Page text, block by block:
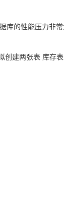
库的性能压力非
创建两张表 库存表